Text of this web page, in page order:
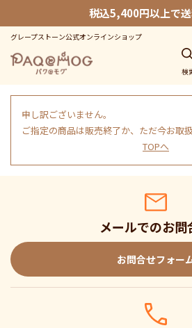
税込5,400円以上で
グレープストーン公式オンラインショップ
検
申し訳ございません。
ご指定の商品は販売終了か、ただ今お取
TOPへ
メールでのお問
お問合せフォー